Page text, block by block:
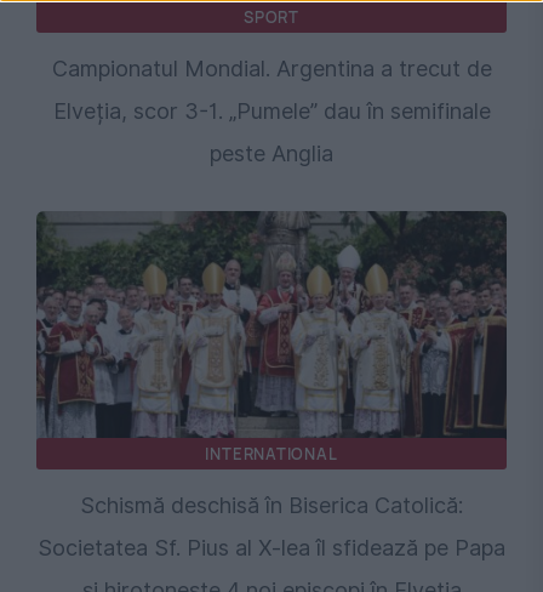
SPORT
Campionatul Mondial. Argentina a trecut de
Elveția, scor 3-1. „Pumele” dau în semifinale
peste Anglia
INTERNATIONAL
Schismă deschisă în Biserica Catolică:
Societatea Sf. Pius al X-lea îl sfidează pe Papa